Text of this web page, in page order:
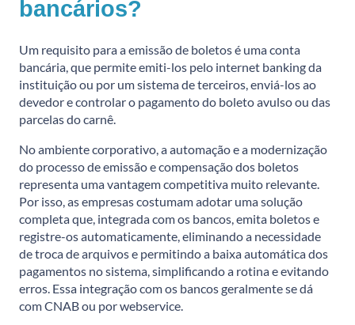
bancários?
Um requisito para a emissão de boletos é uma conta
bancária, que permite emiti-los pelo internet banking da
instituição ou por um sistema de terceiros, enviá-los ao
devedor e controlar o pagamento do boleto avulso ou das
parcelas do carnê.
No ambiente corporativo, a automação e a modernização
do processo de emissão e compensação dos boletos
representa uma vantagem competitiva muito relevante.
Por isso, as empresas costumam adotar uma solução
completa que, integrada com os bancos, emita boletos e
registre-os automaticamente, eliminando a necessidade
de troca de arquivos e permitindo a baixa automática dos
pagamentos no sistema, simplificando a rotina e evitando
erros. Essa integração com os bancos geralmente se dá
com CNAB ou por webservice.